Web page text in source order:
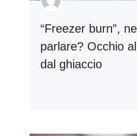
“Freezer burn”,
parlare? Occhio
dal ghiaccio